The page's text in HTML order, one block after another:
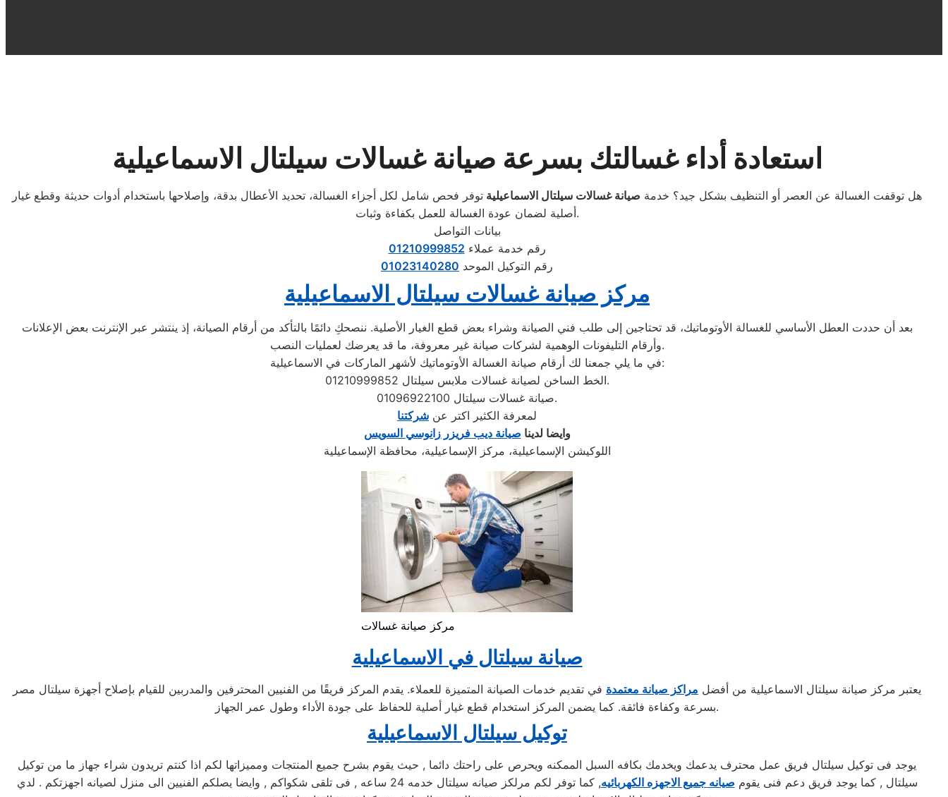
استعادة أداء غسالتك بسرعة صيانة غسالات سيلتال الاسماعيلية
هل توقفت الغسالة عن العصر أو التنظيف بشكل جيد؟ خدمة صيانة غسالات سيلتال الاسماعيلية توفر فحص شامل لكل أجزاء الغسالة، تحديد الأعطال بدقة، وإصلاحها باستخدام أدوات حديثة وقطع غيار
أصلية لضمان عودة الغسالة للعمل بكفاءة وثبات.
بيانات التواصل
رقم خدمة عملاء 01210999852
رقم التوكيل الموحد 01023140280
مركز صيانة غسالات سيلتال الاسماعيلية
بعد أن حددت العطل الأساسي للغسالة الأوتوماتيك، قد تحتاجين إلى طلب فني الصيانة وشراء بعض قطع الغيار الأصلية. ننصحكِ دائمًا بالتأكد من أرقام الصيانة، إذ ينتشر عبر الإنترنت بعض الإعلانات
وأرقام التليفونات الوهمية لشركات صيانة غير معروفة، ما قد يعرضك لعمليات النصب.
في ما يلي جمعنا لك أرقام صيانة الغسالة الأوتوماتيك لأشهر الماركات في الاسماعيلية:
الخط الساخن لصيانة غسالات ملابس سيلتال 01210999852.
صيانة غسالات سيلتال 01096922100.
لمعرفة الكثير اكتر عن شركتنا
وايضا لدينا صيانة ديب فريزر زانوسي السويس
اللوكيشن الإسماعيلية، مركز الإسماعيلية، محافظة الإسماعيلية
مركز صيانة غسالات
صيانة سيلتال في الاسماعيلية
يعتبر مركز صيانة سيلتال الاسماعيلية من أفضل مراكز صيانة معتمدة في تقديم خدمات الصيانة المتميزة للعملاء. يقدم المركز فريقًا من الفنيين المحترفين والمدربين للقيام بإصلاح أجهزة سيلتال مصر
بسرعة وكفاءة فائقة. كما يضمن المركز استخدام قطع غيار أصلية للحفاظ على جودة الأداء وطول عمر الجهاز.
توكيل سيلتال الاسماعيلية
يوجد فى توكيل سيلتال فريق عمل محترف يدعمك ويخدمك بكافه السبل الممكنه ويحرص على راحتك دائما , حيث يقوم بشرح جميع المنتجات ومميزاتها لكم اذا كنتم تريدون شراء جهاز ما من توكيل
سيلتال , كما يوجد فريق دعم فنى يقوم صيانه جميع الاجهزه الكهربائيه
, كما توفر لكم مرلكز صيانه سيلتال خدمه 24 ساعه , فى تلقى شكواكم , وايضا يصلكم الفنيين الى منزل لصيانه اجهزتكم . لدي